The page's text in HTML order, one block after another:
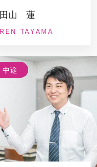
田山 蓮
REN TAYAMA
中途